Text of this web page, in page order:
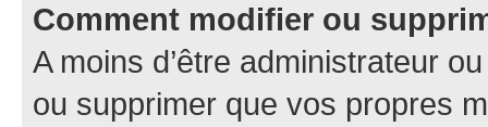
Comment modifier ou
A moins d’être administrateur
ou supprimer que vos propres